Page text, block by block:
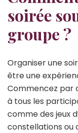
soirée
groupe ?
Organiser une
être une
Commencez par
à tous les
comme des jeux
constellations ou